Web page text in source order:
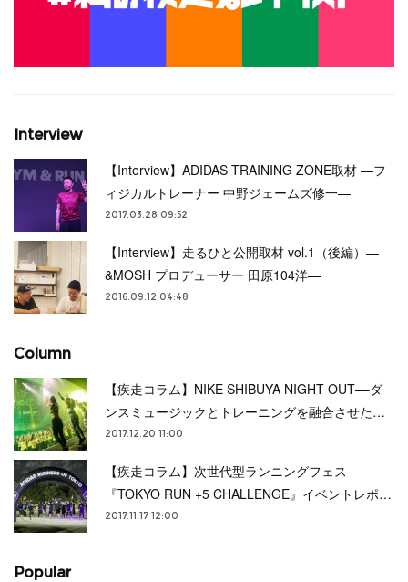
Interview
【Interview】ADIDAS TRAINING ZONE取材 —フ
ィジカルトレーナー 中野ジェームズ修一—
2017.03.28 09:52
【Interview】走るひと公開取材 vol.1（後編）—
&MOSH プロデューサー 田原104洋—
2016.09.12 04:48
Column
【疾走コラム】NIKE SHIBUYA NIGHT OUT––ダ
ンスミュージックとトレーニングを融合させた…
2017.12.20 11:00
【疾走コラム】次世代型ランニングフェス
『TOKYO RUN +5 CHALLENGE』イベントレポ…
2017.11.17 12:00
Popular